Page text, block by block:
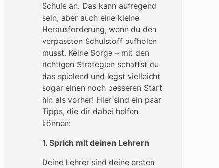
Schule an. Das kann aufregend
sein, aber auch eine kleine
Herausforderung, wenn du den
verpassten Schulstoff aufholen
musst. Keine Sorge – mit den
richtigen Strategien schaffst du
das spielend und legst vielleicht
sogar einen noch besseren Start
hin als vorher! Hier sind ein paar
Tipps, die dir dabei helfen
können:
1. Sprich mit deinen Lehrern
Deine Lehrer sind deine ersten